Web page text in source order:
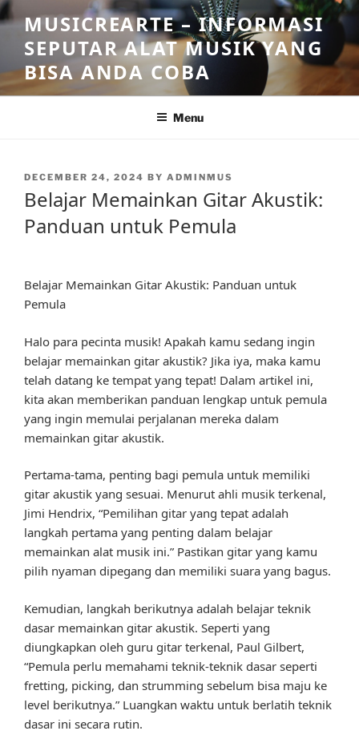
Skip
to
content
MUSICREARTE – INFORMASI
SEPUTAR ALAT MUSIK YANG
BISA ANDA COBA
Menu
POSTED
DECEMBER 24, 2024 BY ADMINMUS
Belajar Memainkan Gitar Akustik:
Panduan untuk Pemula
Belajar Memainkan Gitar Akustik: Panduan untuk
Pemula
Halo para pecinta musik! Apakah kamu sedang ingin
belajar memainkan gitar akustik? Jika iya, maka kamu
telah datang ke tempat yang tepat! Dalam artikel ini,
kita akan memberikan panduan lengkap untuk pemula
yang ingin memulai perjalanan mereka dalam
memainkan gitar akustik.
Pertama-tama, penting bagi pemula untuk memiliki
gitar akustik yang sesuai. Menurut ahli musik terkenal,
Jimi Hendrix, “Pemilihan gitar yang tepat adalah
langkah pertama yang penting dalam belajar
memainkan alat musik ini.” Pastikan gitar yang kamu
pilih nyaman dipegang dan memiliki suara yang bagus.
Kemudian, langkah berikutnya adalah belajar teknik
dasar memainkan gitar akustik. Seperti yang
diungkapkan oleh guru gitar terkenal, Paul Gilbert,
“Pemula perlu memahami teknik-teknik dasar seperti
fretting, picking, dan strumming sebelum bisa maju ke
level berikutnya.” Luangkan waktu untuk berlatih teknik
dasar ini secara rutin.